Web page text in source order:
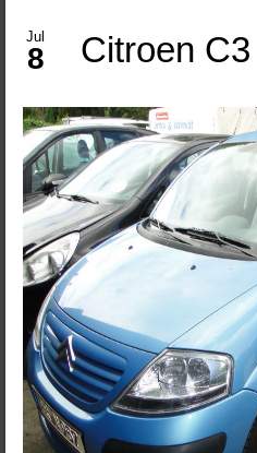
Citroen
Jul
8